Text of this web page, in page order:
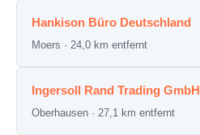
Hankison Büro Deutschland
Moers · 24,0 km entfernt
Ingersoll Rand Trading GmbH
Oberhausen · 27,1 km entfernt